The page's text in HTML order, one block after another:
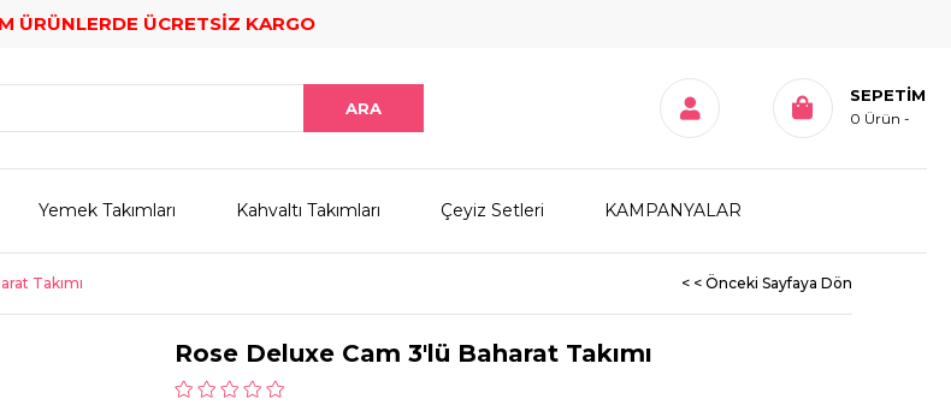
ÜRÜNLERDE ÜCRETSİZ KARGO
SEPETIM
0 Ürün
Yemek Takımları Kahvaltı Takımları Çeyiz Setleri KAMPANYALAR
Takımı < < Önceki Sayfaya Dön
Rose Deluxe Cam 3'lü Baharat Takımı